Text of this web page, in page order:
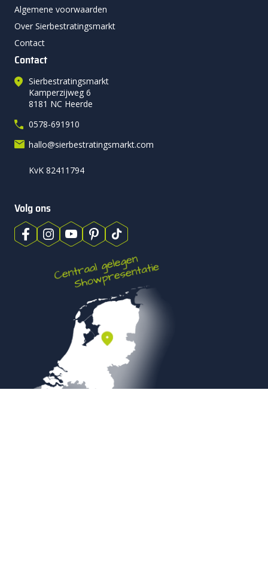
Algemene voorwaarden
Over Sierbestratingsmarkt
Contact
Contact
Sierbestratingsmarkt
Kamperzijweg 6
8181 NC Heerde
0578-691910
hallo@sierbestratingsmarkt.com
KvK 82411794
Volg ons